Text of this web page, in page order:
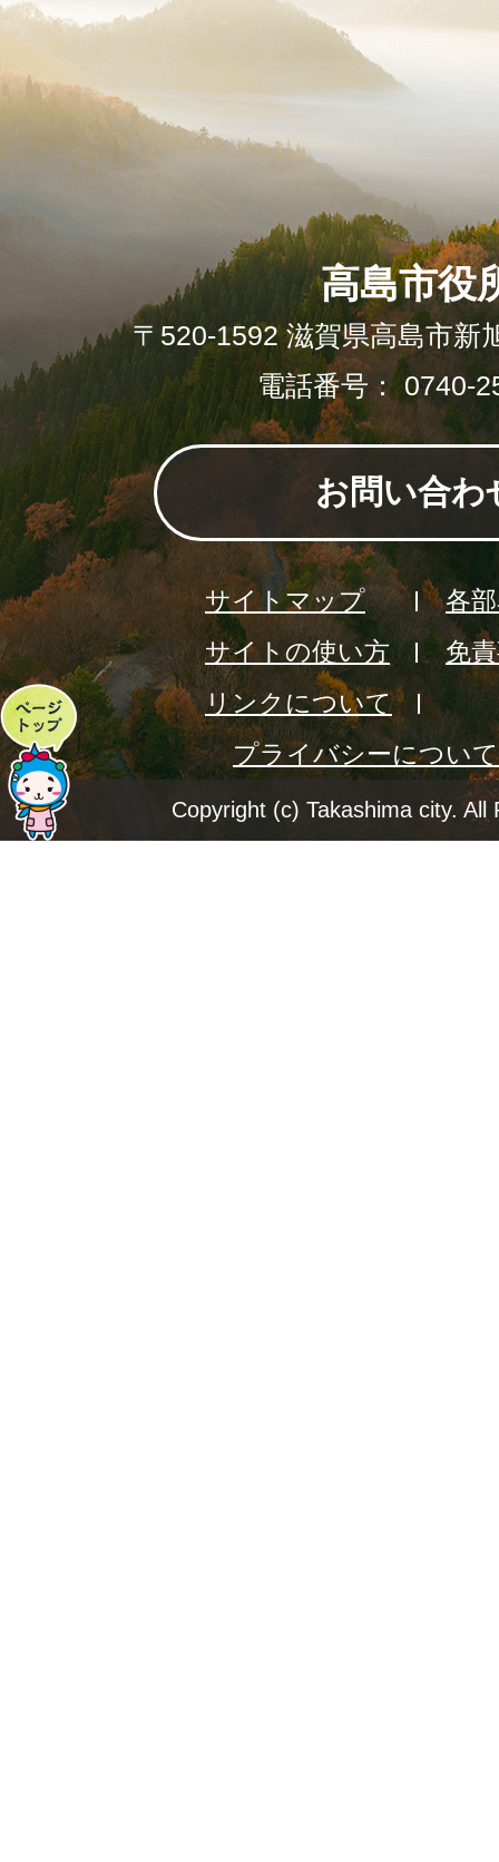
ペ
ー
ジ
高島市役
〒520-1592 滋賀県高島市新
電話番号： 0740-
お問い合わ
サイトマップ
各
サイトの使い方
免
リンクについて
プライバシーについて
Copyright (c) Takashima city. All